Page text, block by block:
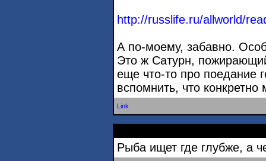
http://russlife.ru/allworld/
А по-моему, забавно.
Это ж Сатурн,
еще что-то про поедание
вспомнить, что конкретно
Link
Рыба ищет где глубже, а